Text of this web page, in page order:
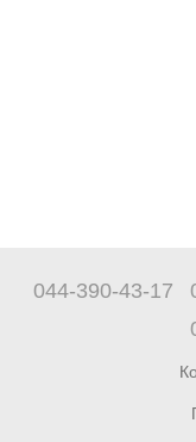
044-390-43-17